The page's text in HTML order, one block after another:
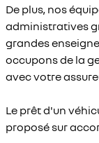
De plus, nos
administratives
grandes
occupons de la
avec votre
Le prêt d'un
proposé sur